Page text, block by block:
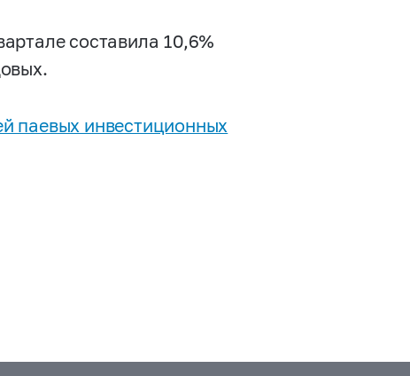
составила 10,6%
паевых инвестиционных